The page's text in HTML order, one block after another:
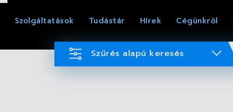
Szolgáltatások Tudástár Hírek Cégünkről
Szűrés alapú keresés